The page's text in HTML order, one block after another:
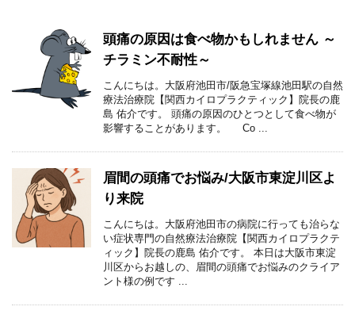
頭痛の原因は食べ物かもしれません ～
チラミン不耐性～
こんにちは。大阪府池田市/阪急宝塚線池田駅の自然
療法治療院【関西カイロプラクティック】院長の鹿
島 佑介です。 頭痛の原因のひとつとして食べ物が
影響することがあります。 Co ...
眉間の頭痛でお悩み/大阪市東淀川区よ
り来院
こんにちは。大阪府池田市の病院に行っても治らな
い症状専門の自然療法治療院【関西カイロプラクテ
ィック】院長の鹿島 佑介です。 本日は大阪市東淀
川区からお越しの、眉間の頭痛でお悩みのクライア
ント様の例です ...